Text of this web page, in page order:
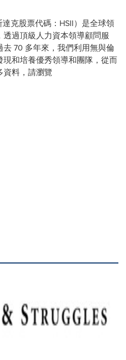
克股票代碼：HSII）是全球領
過頂級人力資本領導顧問服
70 多年來，我們利用無與倫
和培養優秀領導和團隊，從而
資料，請瀏覽